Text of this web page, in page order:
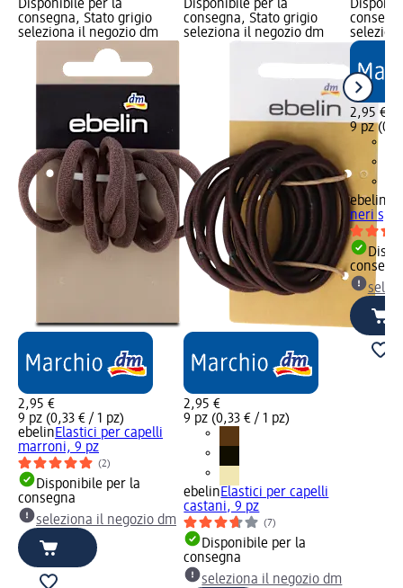
Disponibile per la
consegna, Stato grigio
seleziona il negozio dm
2,95 €
9 pz (0,33 € / 1 pz)
ebelinElastici per capelli
marroni, 9 pz
(2)
Disponibile per la
consegna
seleziona il negozio dm
Disponibile per la
consegna, Stato grigio
seleziona il negozio dm
2,95 €
9 pz (0,33 € / 1 pz)
ebelinElastici per capelli
castani, 9 pz
(7)
Disponibile per la
consegna
seleziona il negozio dm
2,95 €
9 pz
ebelin
neri